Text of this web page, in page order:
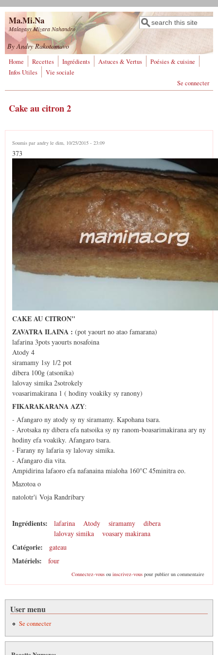
Aller au contenu principal
Ma.Mi.Na
Malagasy Mizara Nahandro
Formulaire de
recherche
Rechercher
By Andry Rakotomavo
Home Recettes Ingrédients Astuces & Vertus
Poésies & cuisine
Infos Utiles
Vie sociale
Se connecter
Cake au citron 2
Soumis par andry le dim, 10/25/2015 - 23:09
373
CAKE AU CITRON"
ZAVATRA ILAINA : (pot yaourt no atao famarana)
lafarina 3pots yaourts nosafoina
Atody 4
siramamy 1sy 1/2 pot
dibera 100g (atsonika)
lalovay simika 2sotrokely
voasarimakirana 1 ( hodiny voakiky sy ranony)
FIKARAKARANA AZY:
- Afangaro ny atody sy ny siramamy. Kapohana tsara.
- Arotsaka ny dibera efa natsoika sy ny ranom-boasarimakirana ary ny
hodiny efa voakiky. Afangaro tsara.
- Farany ny lafaria sy lalovay simika.
- Afangaro dia vita.
Ampidirina lafaoro efa nafanaina mialoha 160°C 45minitra eo.
Mazotoa o
natolotr'i Voja Randribary
Ingrédients: lafarina Atody siramamy
dibera
lalovay simika
voasary makirana
Catégorie: gateau
Matériels: four
Connectez-vousou inscrivez-vouspour publier un commentaire
User menu
Se connecter